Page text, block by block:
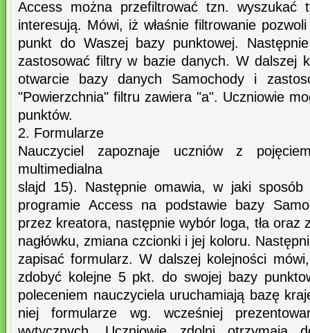
Access można przefiltrować tzn.
interesują. Mówi, iż właśnie filtrowanie
punkt do Waszej bazy punktowej.
zastosować filtry w bazie danych. W dalszej
otwarcie bazy danych Samochody i
"Powierzchnia" filtru zawiera "a". Uczniowie
punktów.
2. Formularze
Nauczyciel zapoznaje uczniów z
multimedialna
slajd 15). Następnie omawia, w jaki
programie Access na podstawie bazy
przez kreatora, następnie wybór loga, tła oraz
nagłówku, zmiana czcionki i jej koloru.
zapisać formularz. W dalszej kolejności
zdobyć kolejne 5 pkt. do swojej bazy
poleceniem nauczyciela uruchamiają bazę
niej formularze wg. wcześniej